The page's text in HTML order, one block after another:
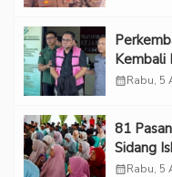
Kembali
calendar_monthRabu, 5
81
Sidang
calendar_monthRabu, 5